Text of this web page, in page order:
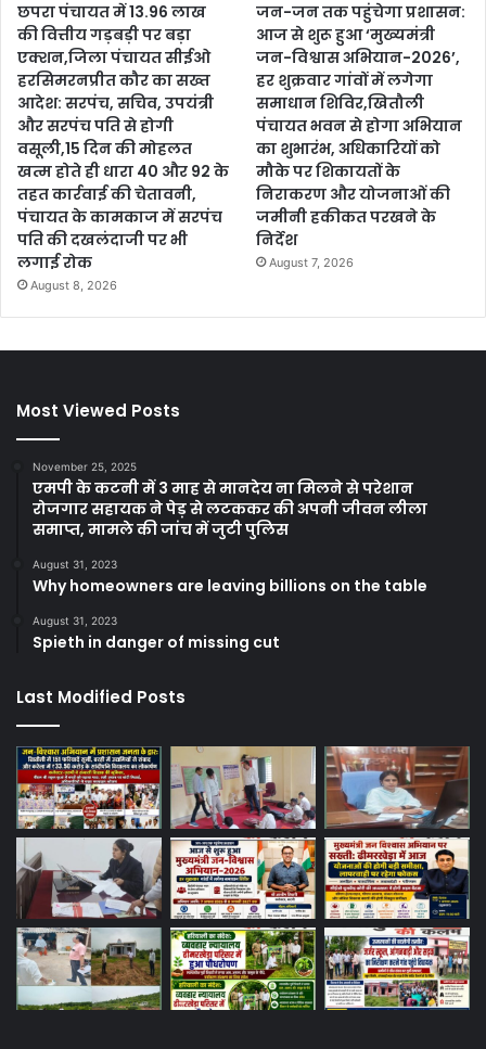
छपरा पंचायत में 13.96 लाख
की वित्तीय गड़बड़ी पर बड़ा
एक्शन,जिला पंचायत सीईओ
हरसिमरनप्रीत कौर का सख्त
आदेश: सरपंच, सचिव, उपयंत्री
और सरपंच पति से होगी
वसूली,15 दिन की मोहलत
खत्म होते ही धारा 40 और 92 के
तहत कार्रवाई की चेतावनी,
पंचायत के कामकाज में सरपंच
पति की दखलंदाजी पर भी
लगाई रोक
August 8, 2026
जन-जन तक पहुंचेगा प्रशासन:
आज से शुरू हुआ ‘मुख्यमंत्री
जन-विश्वास अभियान-2026’,
हर शुक्रवार गांवों में लगेगा
समाधान शिविर,खितौली
पंचायत भवन से होगा अभियान
का शुभारंभ, अधिकारियों को
मौके पर शिकायतों के
निराकरण और योजनाओं की
जमीनी हकीकत परखने के
निर्देश
August 7, 2026
Most Viewed Posts
November 25, 2025
एमपी के कटनी में 3 माह से मानदेय ना मिलने से परेशान
रोजगार सहायक ने पेड़ से लटककर की अपनी जीवन लीला
समाप्त, मामले की जांच में जुटी पुलिस
August 31, 2023
Why homeowners are leaving billions on the table
August 31, 2023
Spieth in danger of missing cut
Last Modified Posts